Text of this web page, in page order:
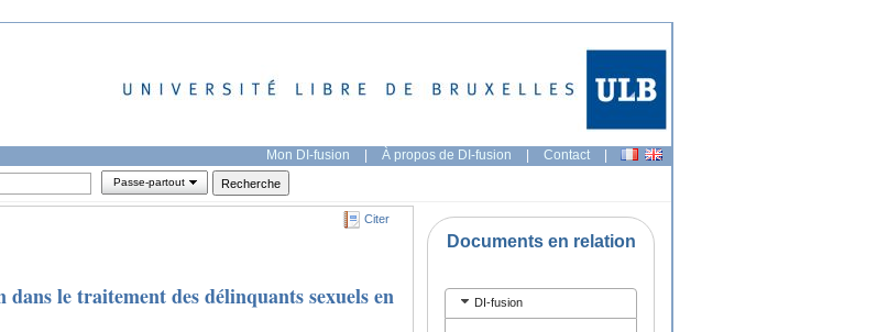
Mon DI-fusion | À propos de DI-fusion | Contact |
Passe-partout
Citer
le traitement des délinquants sexuels en
Documents en relation
DI-fusion